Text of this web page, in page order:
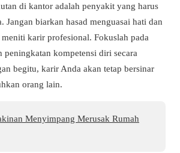
di kantor adalah penyakit yang harus
Jangan biarkan hasad menguasai hati dan
karir profesional. Fokuslah pada
peningkatan kompetensi diri secara
begitu, karir Anda akan tetap bersinar
orang lain.
Menyimpang Merusak Rumah